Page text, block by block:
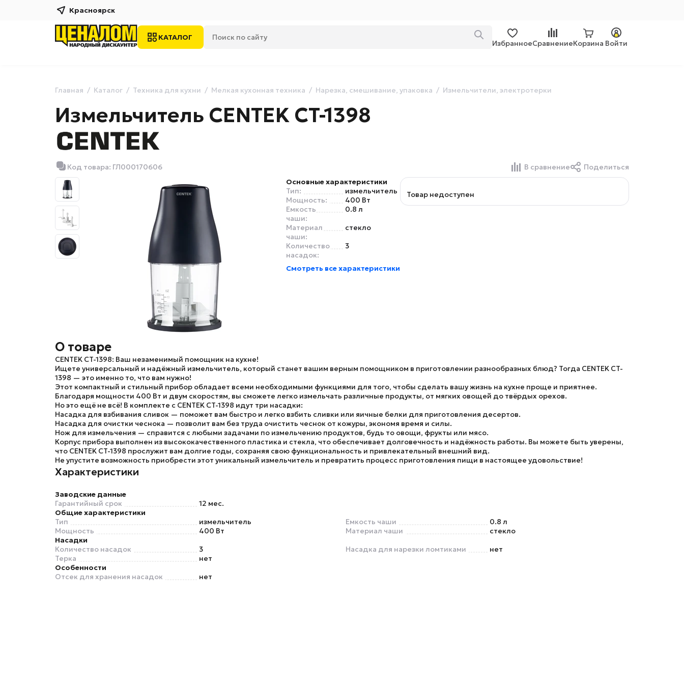
Красноярск
КАТАЛОГ
ИзбранноеСравнениеКорзина Войти
Главная Каталог Техника для кухни Мелкая кухонная техника Нарезка, смешивание, упаковка Измельчители, электротерки
Измельчитель CENTEK CT-1398
Код товара: ГЛ000170606 В сравнение
Поделиться
Основные характеристики
Тип:
измельчитель
Мощность:
400 Вт
Емкость
чаши:
0.8 л
Материал
чаши:
стекло
Количество
насадок:
3
Смотреть все характеристики
Товар недоступен
О товаре
CENTEK CT-1398: Ваш незаменимый помощник на кухне!
Ищете универсальный и надёжный измельчитель, который станет вашим верным помощником в приготовлении разнообразных блюд? Тогда CENTEK CT-
1398 — это именно то, что вам нужно!
Этот компактный и стильный прибор обладает всеми необходимыми функциями для того, чтобы сделать вашу жизнь на кухне проще и приятнее.
Благодаря мощности 400 Вт и двум скоростям, вы сможете легко измельчать различные продукты, от мягких овощей до твёрдых орехов.
Но это ещё не всё! В комплекте с CENTEK CT-1398 идут три насадки:
Насадка для взбивания сливок — поможет вам быстро и легко взбить сливки или яичные белки для приготовления десертов.
Насадка для очистки чеснока — позволит вам без труда очистить чеснок от кожуры, экономя время и силы.
Нож для измельчения — справится с любыми задачами по измельчению продуктов, будь то овощи, фрукты или мясо.
Корпус прибора выполнен из высококачественного пластика и стекла, что обеспечивает долговечность и надёжность работы. Вы можете быть уверены,
что CENTEK CT-1398 прослужит вам долгие годы, сохраняя свою функциональность и привлекательный внешний вид.
Не упустите возможность приобрести этот уникальный измельчитель и превратить процесс приготовления пищи в настоящее удовольствие!
Характеристики
Заводские данные
Гарантийный срок
12 мес.
Общие характеристики
Тип
измельчитель
Мощность
400 Вт
Емкость чаши
0.8 л
Материал чаши
стекло
Насадки
Количество насадок
3
Терка
нет
Насадка для нарезки ломтиками
нет
Особенности
Отсек для хранения насадок
нет